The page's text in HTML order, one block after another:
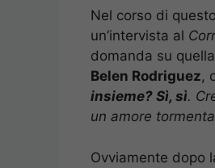
Nel corso di
un’intervista al
domanda su
Belen Rodriguez,
insieme? Sì, sì.
un amore
Ovviamente dopo